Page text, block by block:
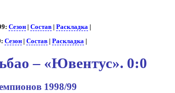
Сезон |Состав |Раскладка |
Сезон |Состав |Раскладка |
– «Ювентус». 0:0
1998/99